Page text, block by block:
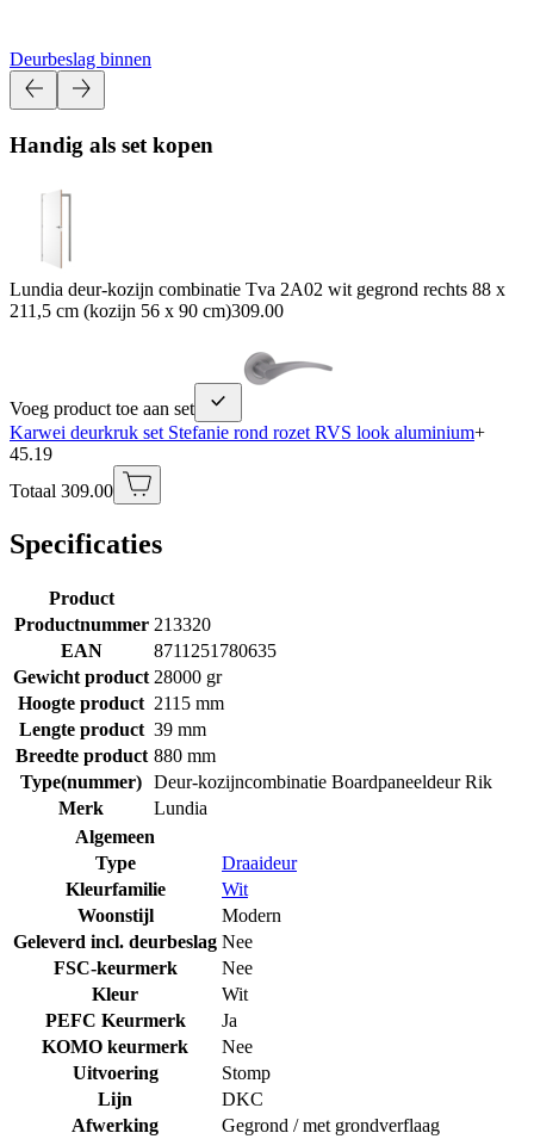
Deurbeslag binnen
Handig als set kopen
Lundia deur-kozijn combinatie Tva 2A02 wit gegrond rechts 88 x
211,5 cm (kozijn 56 x 90 cm)309.00
Voeg product toe aan set
Karwei deurkruk set Stefanie rond rozet RVS look aluminium+
45.19
Totaal 309.00
Specificaties
Product
Productnummer 213320
EAN
8711251780635
Gewicht product 28000 gr
Hoogte product 2115 mm
Lengte product 39 mm
Breedte product 880 mm
Type(nummer) Deur-kozijncombinatie Boardpaneeldeur Rik
Merk
Lundia
Algemeen
Type
Draaideur
Kleurfamilie
Wit
Woonstijl
Modern
Geleverd incl. deurbeslag Nee
FSC-keurmerk
Nee
Kleur
Wit
PEFC Keurmerk
Ja
KOMO keurmerk
Nee
Uitvoering
Stomp
Lijn
DKC
Afwerking
Gegrond / met grondverflaag